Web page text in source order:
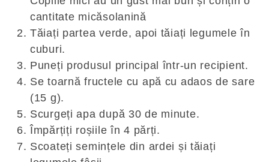
cantitate micăsolanină
Tăiați partea verde, apoi tăiați legumele în
cuburi.
Puneți produsul principal într-un recipient.
Se toarnă fructele cu apă cu adaos de sare
(15 g).
Scurgeți apa după 30 de minute.
Împărțiți roșiile în 4 părți.
Scoateți semințele din ardei și tăiați